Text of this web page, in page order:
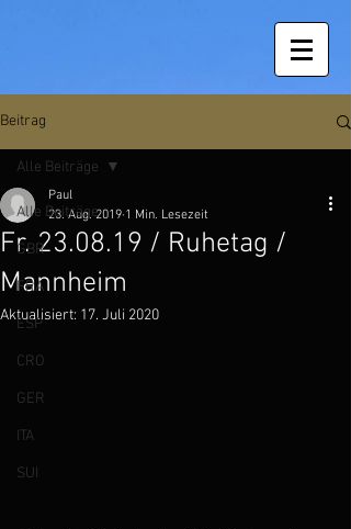
Beitrag
Alle Beiträge
GBR
FRA
ESP
CRO
GER
ITA
SUI
Alle Beiträge
Fr. 23.08.19 / Ruhetag /
Mannheim
Paul
23. Aug. 2019 1 Min. Lesezeit
Aktualisiert: 17. Juli 2020